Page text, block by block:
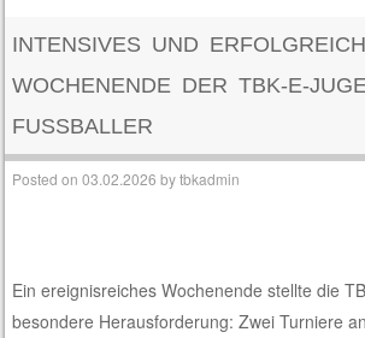
INTENSIVES UND
WOCHENENDE DER TBK-E-
FUSSBALLER
Posted on03.02.2026 bytbkadmin
Ein ereignisreiches Wochenende stellte die
besondere Herausforderung: Zwei Turniere